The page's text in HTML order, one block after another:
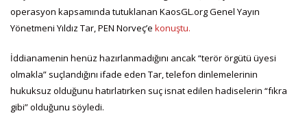
operasyon kapsamında tutuklanan KaosGL.org Genel Yayın
Yönetmeni Yıldız Tar, PEN Norveç’e konuştu.
İddianamenin henüz hazırlanmadığını ancak “terör örgütü üyesi
olmakla” suçlandığını ifade eden Tar, telefon dinlemelerinin
hukuksuz olduğunu hatırlatırken suç isnat edilen hadiselerin “fıkra
gibi” olduğunu söyledi.